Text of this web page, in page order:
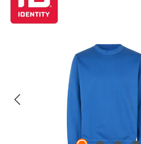
Bildergalerie überspringen